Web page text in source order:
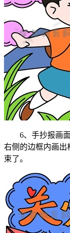
6、手抄报画面
右侧的边框内画出
束了。